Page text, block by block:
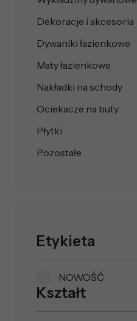
Dekoracje i akcesoria
Dywaniki łazienkowe
Maty łazienkowe
Nakładki na schody
Ociekacze na buty
Płytki
Pozostałe
Etykieta
NOWOŚĆ
Kształt